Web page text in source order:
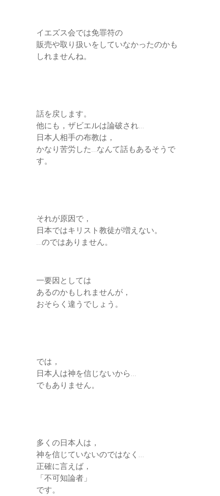
イエズス会では免罪符の
販売や取り扱いをしていなかったのかも
しれませんね。
話を戻します。
他にも，ザビエルは論破され…
日本人相手の布教は，
かなり苦労した…なんて話もあるそうで
す。
それが原因で，
日本ではキリスト教徒が増えない。
…のではありません。
一要因としては
あるのかもしれませんが，
おそらく違うでしょう。
では，
日本人は神を信じないから…
でもありません。
多くの日本人は，
神を信じていないのではなく…
正確に言えば，
「不可知論者」
です。